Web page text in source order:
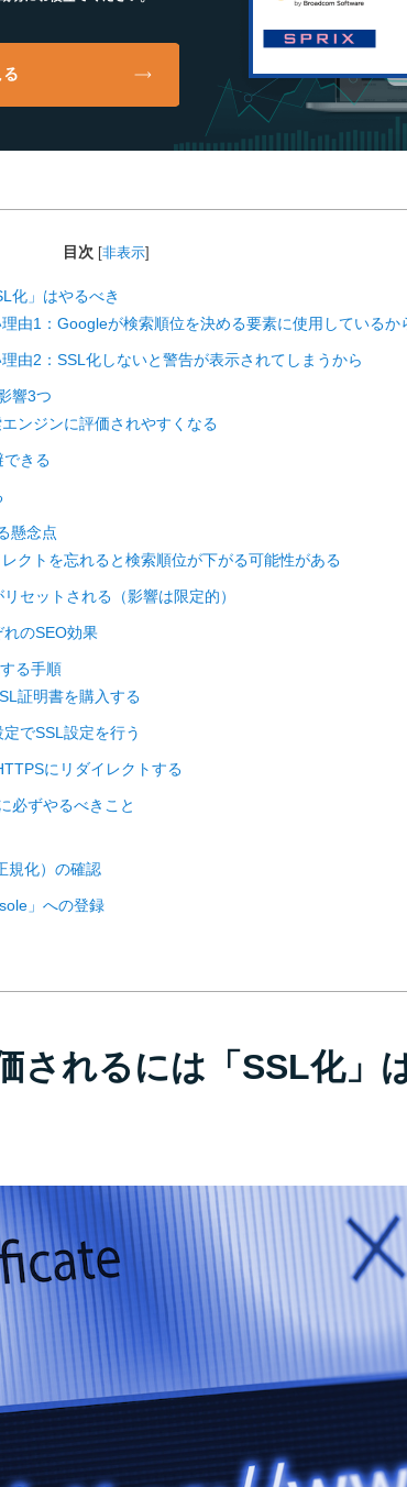
目次 非表示]
化」はやるべき
由1：Googleが検索順位を決める要素に使用しているか
由2：SSL化しないと警告が表示されてしまうから
響3つ
ンジンに評価されやすくなる
きる
懸念点
クトを忘れると検索順位が下がる可能性がある
セットされる（影響は限定的）
のSEO効果
る手順
証明書を購入する
でSSL設定を行う
にリダイレクトする
必ずやるべきこと
規化）の確認
」への登録
されるには「SSL化」